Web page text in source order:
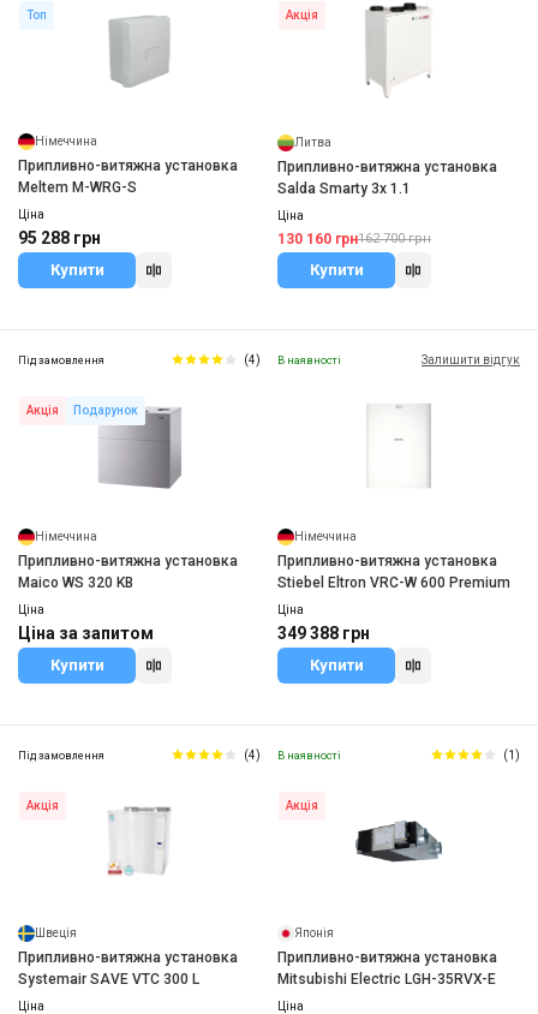
Топ
Німеччина
Припливно-витяжна установка
Meltem M-WRG-S
Ціна
95 288 грн
Купити
Акція
Литва
Припливно-витяжна установка
Salda Smarty 3x 1.1
Ціна
130 160 грн162 700 грн
Купити
Під замовлення (4)
Акція Подарунок
Німеччина
Припливно-витяжна установка
Maico WS 320 KB
Ціна
Ціна за запитом
Купити
В наявності Залишити відгук
Німеччина
Припливно-витяжна установка
Stiebel Eltron VRC-W 600 Premium
Ціна
349 388 грн
Купити
Під замовлення (4)
Акція
Швеція
Припливно-витяжна установка
Systemair SAVE VTC 300 L
Ціна
В наявності (1)
Акція
Японія
Припливно-витяжна установка
Mitsubishi Electric LGH-35RVX-E
Ціна